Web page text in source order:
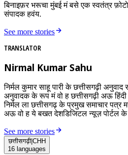
बिनाइफ़र भरूचा मुंबई मं बसे एक स्वतंत्र
संपादक हवंय.
See more stories
TRANSLATOR
Nirmal Kumar Sahu
निर्मल कुमार साहू पारी के छत्तीसगढ़ी
अनुवादक के रूप मं वो ह छत्तीसगढ़ी अऊ
निर्मल ला छत्तीसगढ़ के प्रमुख समाचार
अऊ वो ह ये बखत देशडिजिटल न्यूज़ पोर्टल
See more stories
छत्तीसगढ़ी| CHH
16 languages